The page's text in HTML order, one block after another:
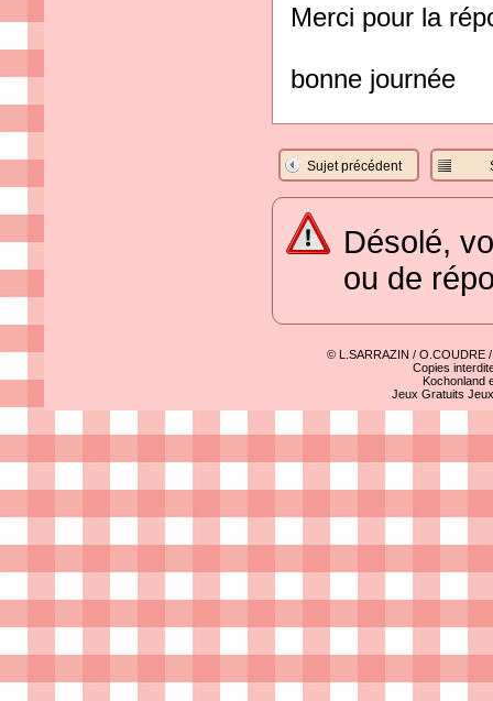
Merci pour la
bonne journée
Sujet précédent
Désolé,
ou de
© L.SARRAZIN / O.COUDRE
Copies
Kochonland
Jeux Gratuits Jeux